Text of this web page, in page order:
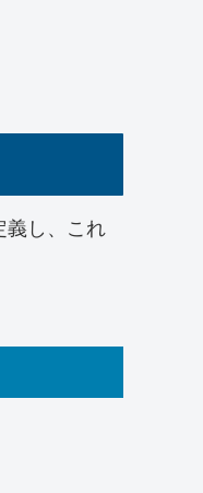
義し、これ